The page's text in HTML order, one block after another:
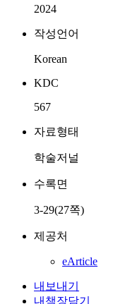
2024
작성언어
Korean
KDC
567
자료형태
학술저널
수록면
3-29(27쪽)
제공처
eArticle
내보내기
내책장담기